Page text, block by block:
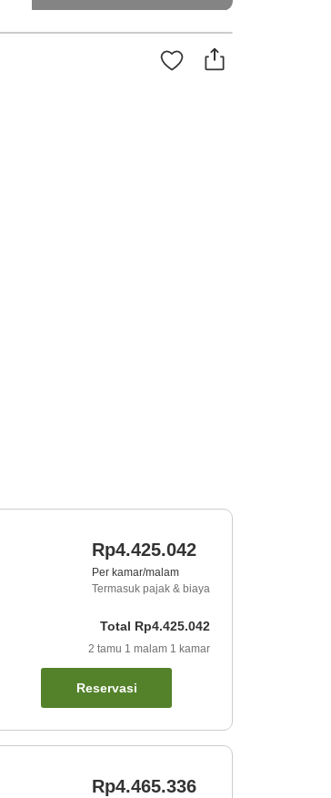
Rp4.425.042
Per kamar/malam
Termasuk pajak & biaya
Total Rp4.425.042
2 tamu 1 malam 1 kamar
Reservasi
Rp4.465.336